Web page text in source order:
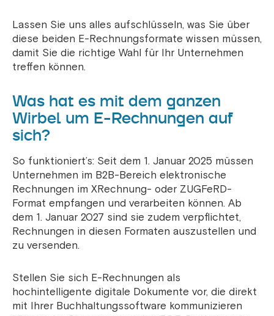
Lassen Sie uns alles aufschlüsseln, was Sie über
diese beiden E-Rechnungsformate wissen müssen,
damit Sie die richtige Wahl für Ihr Unternehmen
treffen können.
Was hat es mit dem ganzen
Wirbel um E-Rechnungen auf
sich?
So funktioniert’s: Seit dem 1. Januar 2025 müssen
Unternehmen im B2B-Bereich elektronische
Rechnungen im XRechnung- oder ZUGFeRD-
Format empfangen und verarbeiten können. Ab
dem 1. Januar 2027 sind sie zudem verpflichtet,
Rechnungen in diesen Formaten auszustellen und
zu versenden.
Stellen Sie sich E-Rechnungen als
hochintelligente digitale Dokumente vor, die direkt
mit Ihrer Buchhaltungssoftware kommunizieren